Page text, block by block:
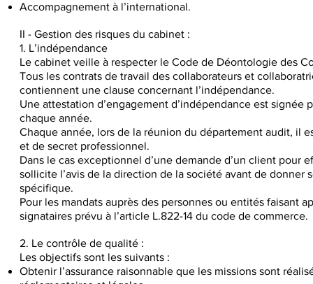
Accompagnement à l’international.
II - Gestion des risques du cabinet :
1. L’indépendance
Le cabinet veille à respecter le Code de Déontologie des
Tous les contrats de travail des collaborateurs et
contiennent une clause concernant l’indépendance.
Une attestation d’engagement d’indépendance est
chaque année.
Chaque année, lors de la réunion du département audit, il
et de secret professionnel.
Dans le cas exceptionnel d’une demande d’un client pour
sollicite l’avis de la direction de la société avant de donner
spécifique.
Pour les mandats auprès des personnes ou entités faisant
signataires prévu à l’article L.822-14 du code de commerce.
2. Le contrôle de qualité :
Les objectifs sont les suivants :
Obtenir l’assurance raisonnable que les missions sont